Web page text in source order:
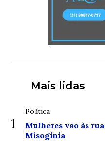
Mais lidas
1
Política
Mulheres vão às
Misoginia